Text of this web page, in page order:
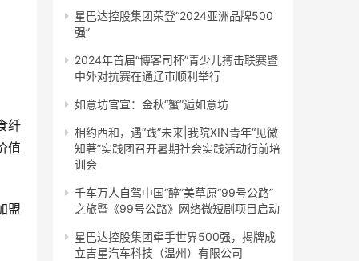
纤
值
盟
星巴达控股集团荣登“2024亚洲品牌500
强”
2024年首届“博客司杯”青少儿搏击联赛暨
中外对抗赛在通辽市顺利举行
如意坊官宣：金秋“蟹”逅如意坊
相约西和，遇“践”未来|我院XIN青年“见微
知著”实践团召开暑期社会实践活动行前培
训会
千车万人自驾中国“醉”美草原“99号公路”
之旅暨《99号公路》网络微短剧项目启动
星巴达控股集团牵手世界500强，揭牌成
立吉星汽车科技（温州）有限公司